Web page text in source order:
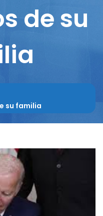
de su
su familia